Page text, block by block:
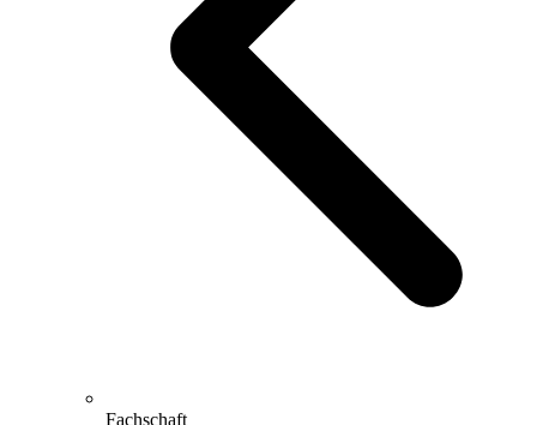
Fachschaft